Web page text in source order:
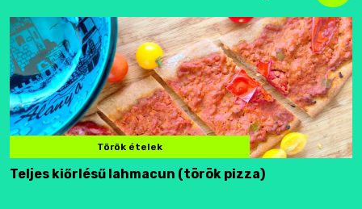
Török ételek
Teljes kiőrlésű lahmacun (török pizza)